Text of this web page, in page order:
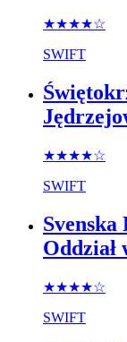
★★★★☆
SWIFT
★★★★☆
SWIFT
Svenska
Oddział
★★★★☆
SWIFT